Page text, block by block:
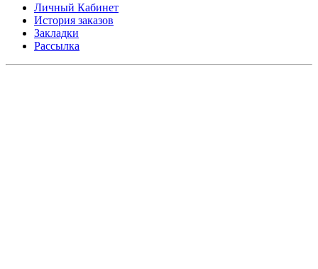
Личный Кабинет
История заказов
Закладки
Рассылка